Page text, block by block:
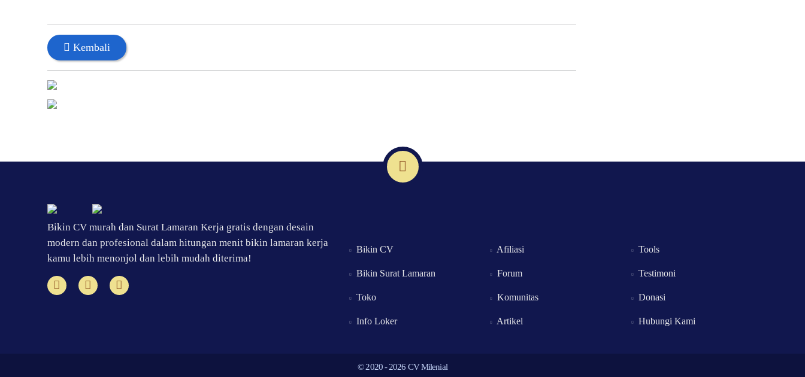
Kembali
Bikin CV murah dan Surat Lamaran Kerja gratis dengan desain
modern dan profesional dalam hitungan menit bikin lamaran kerja
kamu lebih menonjol dan lebih mudah diterima!
Bikin CV
Bikin Surat Lamaran
Toko
Info Loker
Afiliasi
Forum
Komunitas
Artikel
Tools
Testimoni
Donasi
Hubungi Kami
© 2020 - 2026 CV Milenial